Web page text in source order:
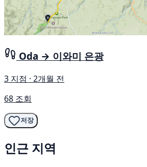
Oda → 이와미 은광
3 지점 · 2개월 전
68 조회
저장
인근 지역